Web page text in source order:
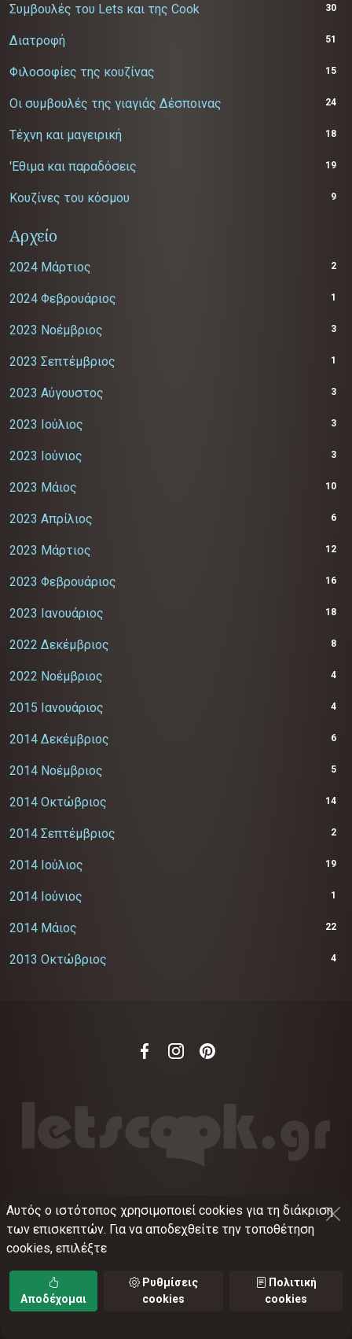
Συμβουλές του Lets και της Cook 30
Διατροφή 51
Φιλοσοφίες της κουζίνας 15
Οι συμβουλές της γιαγιάς Δέσποινας 24
Τέχνη και μαγειρική 18
'Εθιμα και παραδόσεις 19
Κουζίνες του κόσμου 9
Αρχείο
2024 Μάρτιος 2
2024 Φεβρουάριος 1
2023 Νοέμβριος 3
2023 Σεπτέμβριος 1
2023 Αύγουστος 3
2023 Ιούλιος 3
2023 Ιούνιος 3
2023 Μάιος 10
2023 Απρίλιος 6
2023 Μάρτιος 12
2023 Φεβρουάριος 16
2023 Ιανουάριος 18
2022 Δεκέμβριος 8
2022 Νοέμβριος 4
2015 Ιανουάριος 4
2014 Δεκέμβριος 6
2014 Νοέμβριος 5
2014 Οκτώβριος 14
2014 Σεπτέμβριος 2
2014 Ιούλιος 19
2014 Ιούνιος 1
2014 Μάιος 22
2013 Οκτώβριος 4
©2012-2026 LETSCOOK.GRΑριθμός ΓΕΜΗ:
021375326001
Όροι χρήσης•Πολιτική απορρήτου
cookies• Ρυθμίσεις cookies
Αυτός ο ιστότοπος χρησιμοποιεί cookies για τη διάκριση
των επισκεπτών. Για να αποδεχθείτε την τοποθέτηση
cookies, επιλέξτε
Αποδέχομαι
Ρυθμίσεις
cookies
Πολιτική
cookies